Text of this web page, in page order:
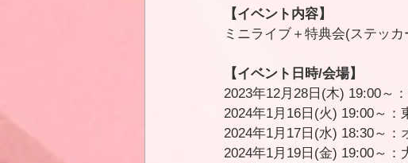
【イベント内容】
ミニライブ＋特典会(ステッ
【イベント日時/会場】
2023年12月28日(木) 19:00～
2024年1月16日(火) 19:00～
2024年1月17日(水) 18:30～
2024年1月19日(金) 19:00～